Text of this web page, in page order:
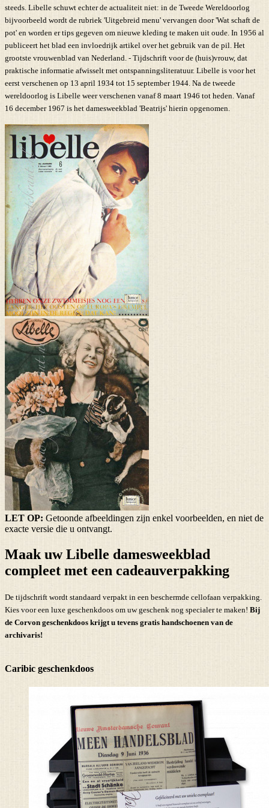
steeds. Libelle schuwt echter de actualiteit niet: in de Tweede Wereldoorlog
bijvoorbeeld wordt de rubriek 'Uitgebreid menu' vervangen door 'Wat schaft de
pot' en worden er tips gegeven om nieuwe kleding te maken uit oude. In 1956 al
publiceert het blad een invloedrijk artikel over het gebruik van de pil. Het
grootste vrouwenblad van Nederland. - Tijdschrift voor de (huis)vrouw, dat
praktische informatie afwisselt met ontspanningsliteratuur. Libelle is voor het
eerst verschenen op 13 april 1934 tot 15 september 1944. Na de tweede
wereldoorlog is Libelle weer verschenen vanaf 8 maart 1946 tot heden. Vanaf
16 december 1967 is het damesweekblad 'Beatrijs' hierin opgenomen.
LET OP: Getoonde afbeeldingen zijn enkel voorbeelden, en niet de
exacte versie die u ontvangt.
Maak uw Libelle damesweekblad
compleet met een cadeauverpakking
De tijdschrift wordt standaard verpakt in een beschermde cellofaan verpakking.
Kies voor een luxe geschenkdoos om uw geschenk nog specialer te maken! Bij
de Corvon geschenkdoos krijgt u tevens gratis handschoenen van de
archivaris!
Caribic geschenkdoos